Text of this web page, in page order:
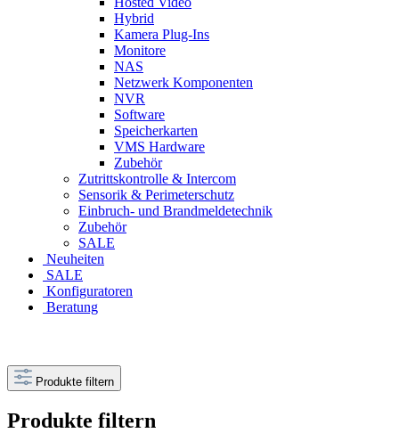
Hybrid
Kamera Plug-Ins
Monitore
NAS
Netzwerk Komponenten
NVR
Software
Speicherkarten
VMS Hardware
Zubehör
Zutrittskontrolle & Intercom
Sensorik & Perimeterschutz
Einbruch- und Brandmeldetechnik
Zubehör
SALE
Neuheiten
SALE
Konfiguratoren
Beratung
Produkte filtern
Produkte filtern